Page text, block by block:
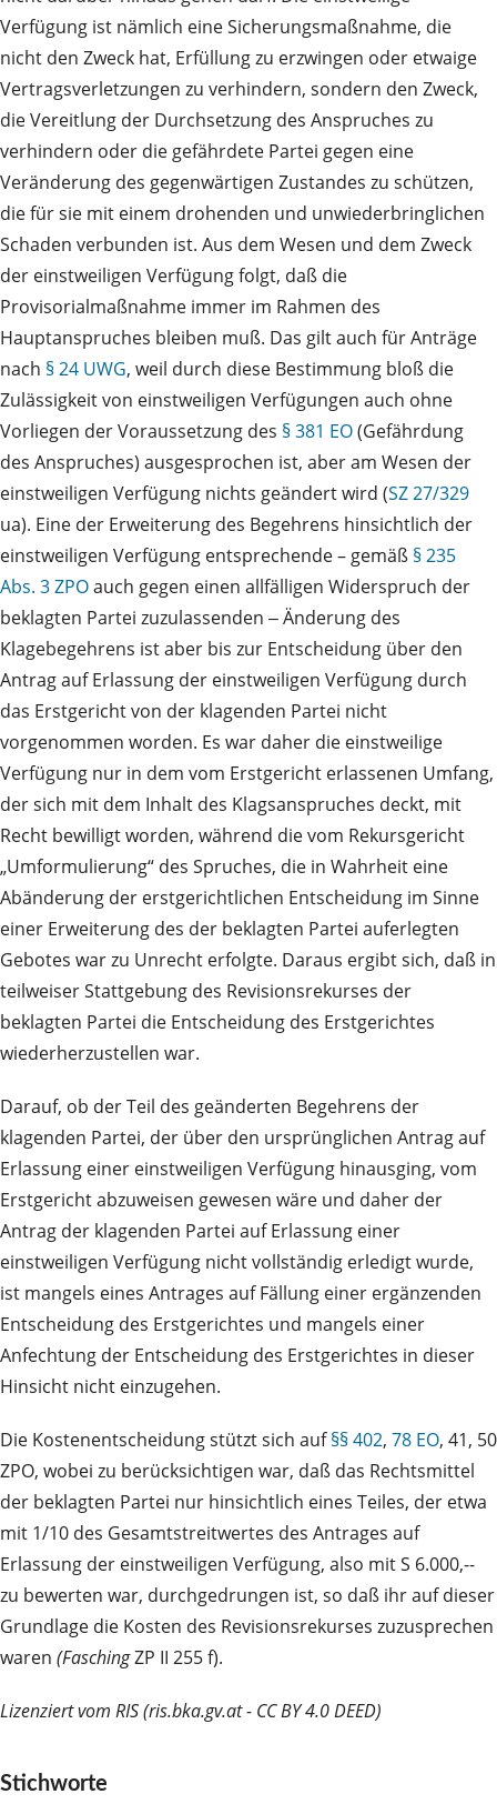
Verfügung ist nämlich eine Sicherungsmaßnahme, die
nicht den Zweck hat, Erfüllung zu erzwingen oder etwaige
Vertragsverletzungen zu verhindern, sondern den Zweck,
die Vereitlung der Durchsetzung des Anspruches zu
verhindern oder die gefährdete Partei gegen eine
Veränderung des gegenwärtigen Zustandes zu schützen,
die für sie mit einem drohenden und unwiederbringlichen
Schaden verbunden ist. Aus dem Wesen und dem Zweck
der einstweiligen Verfügung folgt, daß die
Provisorialmaßnahme immer im Rahmen des
Hauptanspruches bleiben muß. Das gilt auch für Anträge
nach § 24 UWG, weil durch diese Bestimmung bloß die
Zulässigkeit von einstweiligen Verfügungen auch ohne
Vorliegen der Voraussetzung des § 381 EO(Gefährdung
des Anspruches) ausgesprochen ist, aber am Wesen der
einstweiligen Verfügung nichts geändert wird (SZ 27/329
ua). Eine der Erweiterung des Begehrens hinsichtlich der
einstweiligen Verfügung entsprechende – gemäß § 235
Abs. 3 ZPOauch gegen einen allfälligen Widerspruch der
beklagten Partei zuzulassenden ‒ Änderung des
Klagebegehrens ist aber bis zur Entscheidung über den
Antrag auf Erlassung der einstweiligen Verfügung durch
das Erstgericht von der klagenden Partei nicht
vorgenommen worden. Es war daher die einstweilige
Verfügung nur in dem vom Erstgericht erlassenen Umfang,
der sich mit dem Inhalt des Klagsanspruches deckt, mit
Recht bewilligt worden, während die vom Rekursgericht
„Umformulierung“ des Spruches, die in Wahrheit eine
Abänderung der erstgerichtlichen Entscheidung im Sinne
einer Erweiterung des der beklagten Partei auferlegten
Gebotes war zu Unrecht erfolgte. Daraus ergibt sich, daß in
teilweiser Stattgebung des Revisionsrekurses der
beklagten Partei die Entscheidung des Erstgerichtes
wiederherzustellen war.
Darauf, ob der Teil des geänderten Begehrens der
klagenden Partei, der über den ursprünglichen Antrag auf
Erlassung einer einstweiligen Verfügung hinausging, vom
Erstgericht abzuweisen gewesen wäre und daher der
Antrag der klagenden Partei auf Erlassung einer
einstweiligen Verfügung nicht vollständig erledigt wurde,
ist mangels eines Antrages auf Fällung einer ergänzenden
Entscheidung des Erstgerichtes und mangels einer
Anfechtung der Entscheidung des Erstgerichtes in dieser
Hinsicht nicht einzugehen.
Die Kostenentscheidung stützt sich auf§§ 402, 78 EO, 41, 50
ZPO, wobei zu berücksichtigen war, daß das Rechtsmittel
der beklagten Partei nur hinsichtlich eines Teiles, der etwa
mit 1/10 des Gesamtstreitwertes des Antrages auf
Erlassung der einstweiligen Verfügung, also mit S 6.000,--
zu bewerten war, durchgedrungen ist, so daß ihr auf dieser
Grundlage die Kosten des Revisionsrekurses zuzusprechen
waren (FaschingZP II 255 f).
Lizenziert vom RIS (ris.bka.gv.at - CC BY 4.0 DEED)
Stichworte